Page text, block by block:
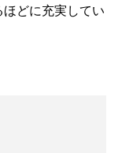
ほどに充実してい